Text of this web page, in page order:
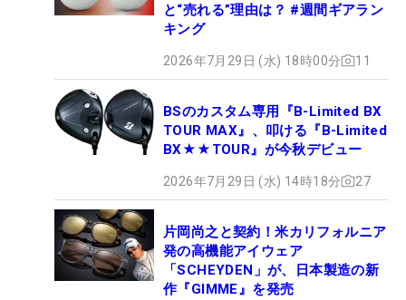
と“売れる”理由は？ #週間ギアラン
キング
2026年7月29日 (水) 18時00分 11
BSのカスタム専用『B-Limited BX
TOUR MAX』、叩ける『B-Limited
BX★★TOUR』が今秋デビュー
2026年7月29日 (水) 14時18分 27
片岡尚之と契約！米カリフォルニア
発の高機能アイウェア
「SCHEYDEN」が、日本製造の新
作『GIMME』を発売